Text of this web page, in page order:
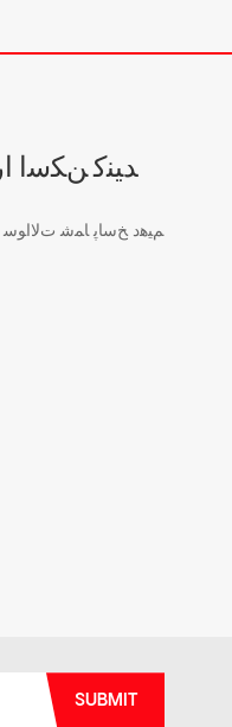
(ﺖﭼ ﯼﻭ) ﺪﯿﻨﮐ
SUBMIT